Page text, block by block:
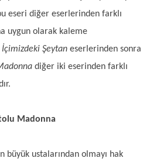
eseri diğer eserlerinden farklı
uygun olarak kaleme
İçimizdeki Şeytan eserlerinden sonra
diğer iki eserinden farklı
Madonna
büyük ustalarından olmayı hak